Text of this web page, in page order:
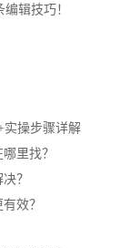
辑技巧！
实操步骤详解
里找？
？
效？